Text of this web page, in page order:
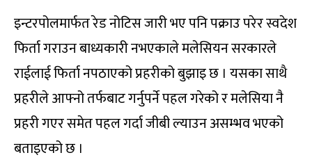
इन्टरपोलमार्फत रेड नोटिस जारी भए पनि पक्राउ परेर स्वदेश
फिर्ता गराउन बाध्यकारी नभएकाले मलेसियन सरकारले
राईलाई फिर्ता नपठाएको प्रहरीको बुझाइ छ । यसका साथै
प्रहरीले आफ्नो तर्फबाट गर्नुपर्ने पहल गरेको र मलेसिया नै
प्रहरी गएर समेत पहल गर्दा जीबी ल्याउन असम्भव भएको
बताइएको छ ।